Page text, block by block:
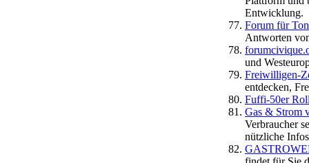
Entwicklung.
Forum für
Antworten
und
Freiwilligen-
entdecken,
Fuffi-50er
Gas & Strom
Verbraucher
nützliche